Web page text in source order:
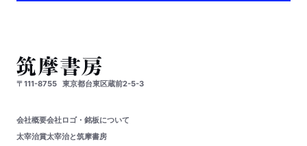
〒111-8755 東京都台東区蔵前2-5-3
会社概要会社ロゴ・銘板について
太宰治賞太宰治と筑摩書房